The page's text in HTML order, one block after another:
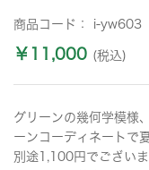
商品コード： i-yw603
￥11,000 (税込)
グリーンの幾何学模様
ーンコーディネートで
別途1,100円でござい